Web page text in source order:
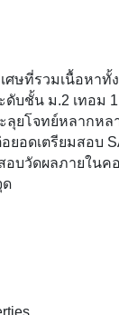
ศษที่รวมเนื้อหาทั้
ะดับชั้น ม.2 เทอม
ลุยโจทย์หลากหล
ยอดเตรียมสอบ
บวัดผลภายในค
ด